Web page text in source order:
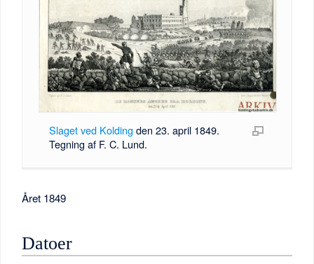
Slaget ved Kolding den 23. april 1849.
Tegning af F. C. Lund.
Året 1849
Datoer